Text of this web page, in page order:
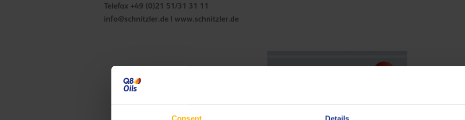
Telefax +49 (0)21 51/31 31 11
info@schnitzler.de | www.schnitzler.de